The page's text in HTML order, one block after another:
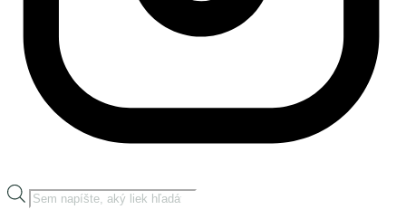
Products
search